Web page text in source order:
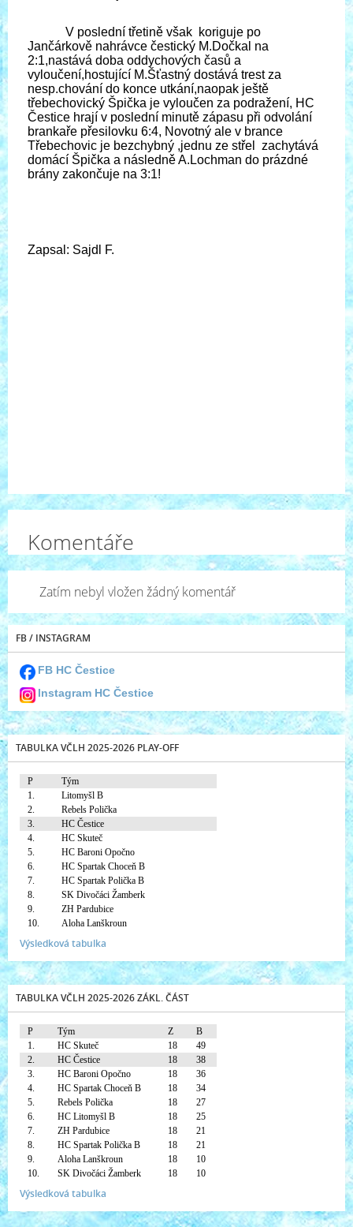
V poslední třetině však koriguje po
Jančárkově nahrávce čestický M.Dočkal na
2:1,nastává doba oddychových časů a
vyloučení,hostující M.Šťastný dostává trest za
nesp.chování do konce utkání,naopak ještě
třebechovický Špička je vyloučen za podražení, HC
Čestice hrají v poslední minutě zápasu při odvolání
brankaře přesilovku 6:4, Novotný ale v brance
Třebechovic je bezchybný ,jednu ze střel zachytává
domácí Špička a následně A.Lochman do prázdné
brány zakončuje na 3:1!
Zapsal: Sajdl F.
Komentáře
Zatím nebyl vložen žádný komentář
FB / INSTAGRAM
FB HC Čestice
Instagram HC Čestice
TABULKA VČLH 2025-2026 PLAY-OFF
P
Tým
1.
Litomyšl B
2.
Rebels Polička
3.
HC Čestice
4.
HC Skuteč
5.
HC Baroni Opočno
6.
HC Spartak Choceň B
7.
HC Spartak Polička B
8.
SK Divočáci Žamberk
9.
ZH Pardubice
10.
Aloha Lanškroun
Výsledková tabulka
TABULKA VČLH 2025-2026 ZÁKL. ČÁST
P Tým Z
B
1.
HC Skuteč 18
49
2.
HC Čestice 18
38
3.
HC Baroni Opočno 18
36
4.
HC Spartak Choceň B 18
34
5.
Rebels Polička 18
27
6.
HC Litomyšl B 18
25
7.
ZH Pardubice 18
21
8.
HC Spartak Polička B 18
21
9.
Aloha Lanškroun 18
10
10.
SK Divočáci Žamberk 18 10
Výsledková tabulka